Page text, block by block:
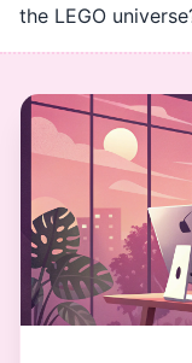
the LEGO